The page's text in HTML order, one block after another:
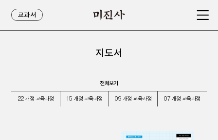
교과서
지도서
전체보기
22 개정 교육과정 15 개정 교육과정 09 개정 교육과정 07 개정 교육과정